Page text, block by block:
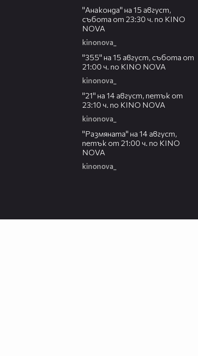
"Анаконда" на 15 август,
събота от 23:30 ч. по KINO
NOVA
kinonova_
"355" на 15 август, събота от
21:00 ч. по KINO NOVA
kinonova_
"21" на 14 август, петък от
23:10 ч. по KINO NOVA
kinonova_
"Размянaта" на 14 август,
петък от 21:00 ч. по KINO
NOVA
kinonova_